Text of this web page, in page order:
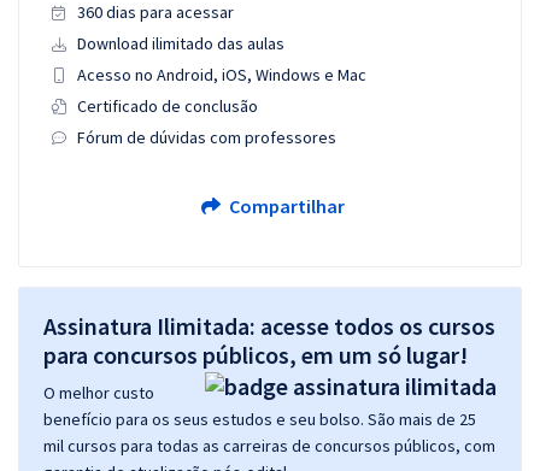
360 dias para acessar
Download ilimitado das aulas
Acesso no Android, iOS, Windows e Mac
Certificado de conclusão
Fórum de dúvidas com professores
Compartilhar
Assinatura Ilimitada: acesse todos os cursos
para concursos públicos, em um só lugar!
O melhor custo
benefício para os seus estudos e seu bolso. São mais de 25
mil cursos para todas as carreiras de concursos públicos, com